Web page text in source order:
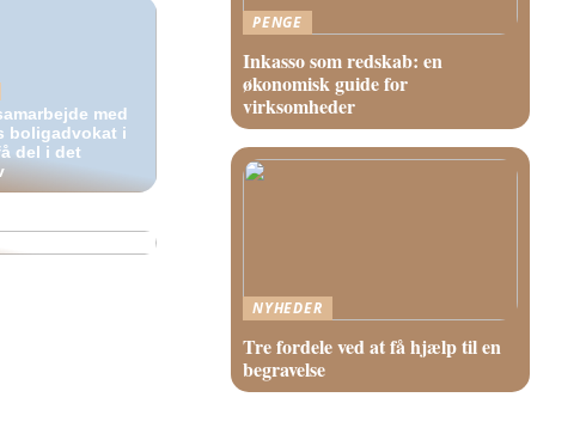
med
boligadvokat i
del i det
PENGE
Inkasso som redskab: en
økonomisk guide for
virksomheder
NYHEDER
Tre fordele ved at få hjælp til en
begravelse